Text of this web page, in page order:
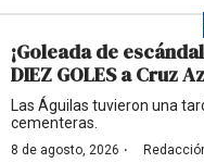
¡Goleada de
DIEZ GOLES a Cruz
Las Águilas tuvieron una
cementeras.
8 de agosto, 2026 ·